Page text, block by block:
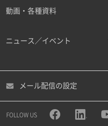
職種
所属部署
動画・各種資料
ニュース／イベント
メール配信の設定
FOLLOW US